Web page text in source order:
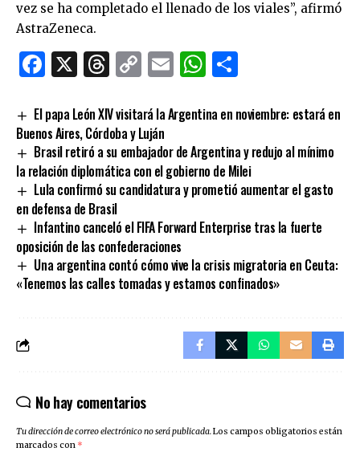
vez se ha completado el llenado de los viales”, afirmó
AstraZeneca.
Facebook
X Threads
CopyEmailWhatsApp
El papa León XIV visitará la Argentina en noviembre: estará en
Buenos Aires, Córdoba y Luján
Brasil retiró a su embajador de Argentina y redujo al mínimo
la relación diplomática con el gobierno de Milei
Lula confirmó su candidatura y prometió aumentar el gasto
en defensa de Brasil
Infantino canceló el FIFA Forward Enterprise tras la fuerte
oposición de las confederaciones
Una argentina contó cómo vive la crisis migratoria en Ceuta:
«Tenemos las calles tomadas y estamos confinados»
No hay comentarios
Tu dirección de correo electrónico no será publicada.Los campos obligatorios están
marcados con *